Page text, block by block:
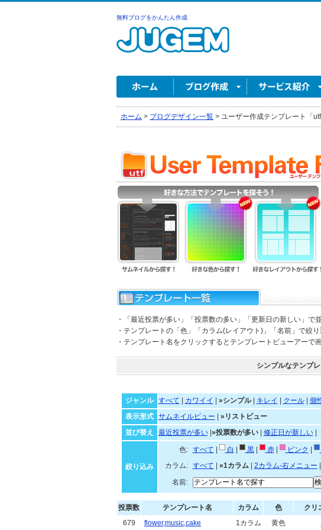
無料ブログをかんたん作成
ホーム > ブログデザイン一覧 > ユーザー作成テンプレート「utf
・「最近投票が多い」「投票数の多い」「更新日の新しい」で
・テンプレートの「色」「カラム(レイアウト)」「名前」で絞り
・テンプレート名をクリックするとテンプレートビューアーで
シンプルなテンプ
ジャンル
すべて カワイイ »シンプル| キレイ クール| 個
表示形式
サムネイルビュー
»リストビュー
並び替え
最近投票が多い| »投票数が多い| 修正日が新しい|
絞り込み
色: すべて 白 黒| 赤| ピンク
カラム:
すべて »1カラム| 2カラム-右メニュー
名前:
投票数 テンプレート名 カラム 色 クリ
679
flower,music,cake 1カラム 黄色